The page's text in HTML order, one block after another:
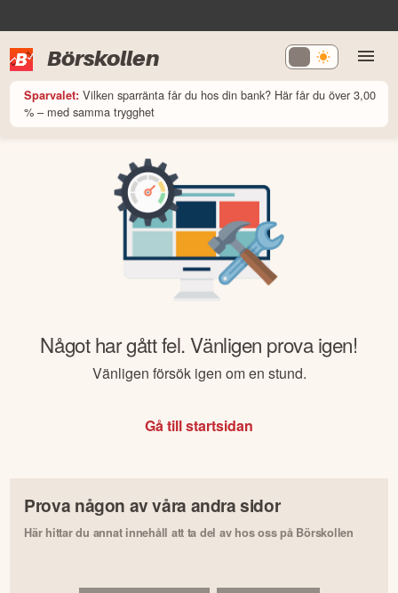
Börskollen
Sparvalet: Vilken sparränta får du hos din bank? Här får du över 3,00
% – med samma trygghet
Något har gått fel. Vänligen prova igen!
Vänligen försök igen om en stund.
Gå till startsidan
Prova någon av våra andra sidor
Här hittar du annat innehåll att ta del av hos oss på Börskollen